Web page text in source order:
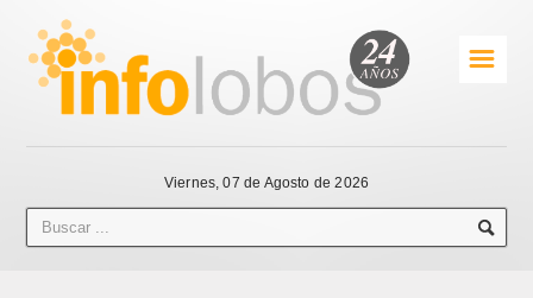
☰
Viernes, 07 de Agosto de 2026